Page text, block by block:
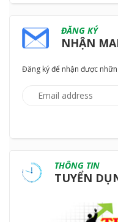
ĐĂNG KÝ
NHẬN
Đăng ký để nhận được
THÔNG TIN
TUYỂN